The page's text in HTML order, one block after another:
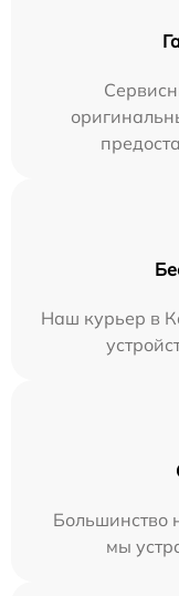
Наш курьер в
Большинство
мы